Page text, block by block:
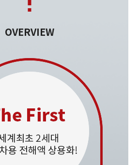
OVERVIEW